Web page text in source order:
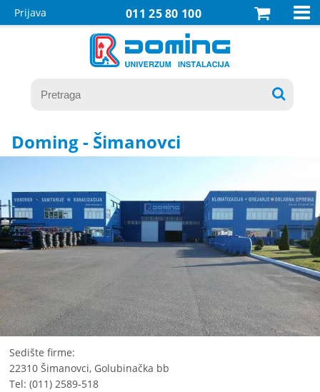
011 25 80 100
Prijava 

Doming - Šimanovci
Sedište firme:
22310 Šimanovci, Golubinačka bb
Tel: (011) 2589-518